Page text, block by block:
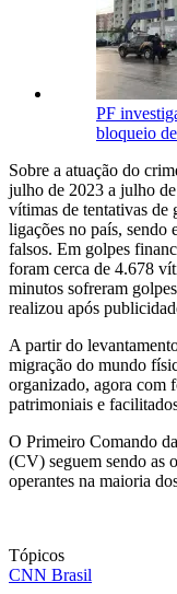
PF
bloqueio
Sobre a atuação do
julho de 2023 a julho
vítimas de tentativas de
ligações no país, sendo
falsos. Em golpes
foram cerca de 4.678
minutos sofreram
realizou após
A partir do
migração do mundo
organizado, agora com
patrimoniais e
O Primeiro Comando
(CV) seguem sendo as
operantes na maioria
Tópicos
CNN Brasil